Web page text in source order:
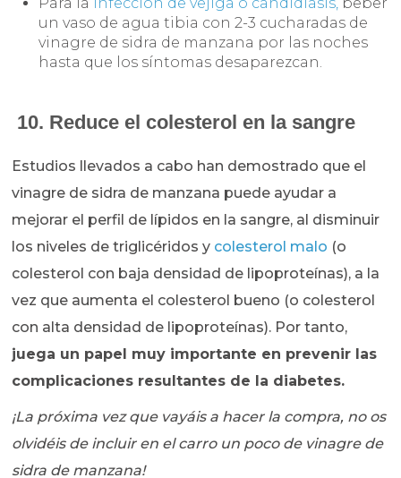
un vaso de agua tibia con 2-3 cucharadas de
vinagre de sidra de manzana por las noches
hasta que los síntomas desaparezcan.
10. Reduce el colesterol en la sangre
Estudios llevados a cabo han demostrado que el
vinagre de sidra de manzana puede ayudar a
mejorar el perfil de lípidos en la sangre, al disminuir
los niveles de triglicéridos y colesterol malo (o
colesterol con baja densidad de lipoproteínas), a la
vez que aumenta el colesterol bueno (o colesterol
con alta densidad de lipoproteínas). Por tanto,
juega un papel muy importante en prevenir las
complicaciones resultantes de la diabetes.
¡La próxima vez que vayáis a hacer la compra, no os
olvidéis de incluir en el carro un poco de vinagre de
sidra de manzana!